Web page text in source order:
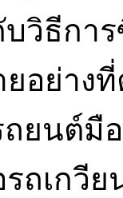
บวิธีกา
อย่าง
ยนต์มือ
ถเกวี